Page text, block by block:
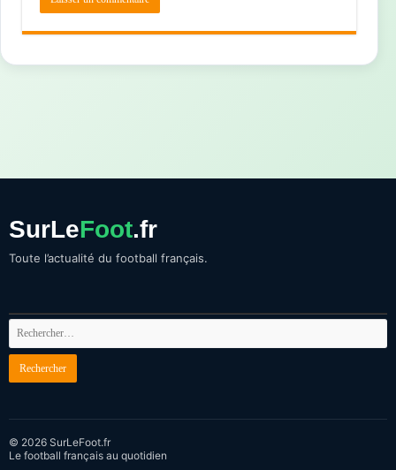
SurLeFoot.fr
Toute l’actualité du football français.
© 2026 SurLeFoot.fr
Le football français au quotidien